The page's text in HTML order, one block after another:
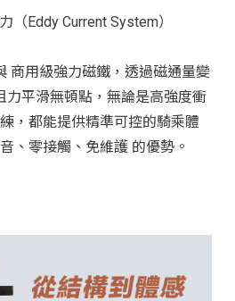
（Eddy Current System）
商用級強力磁鐵，透過磁通量變
力平滑無頓點，無論是高強度衝
，都能提供精準可控的騎乘體
、零接觸、免維護 的優勢。